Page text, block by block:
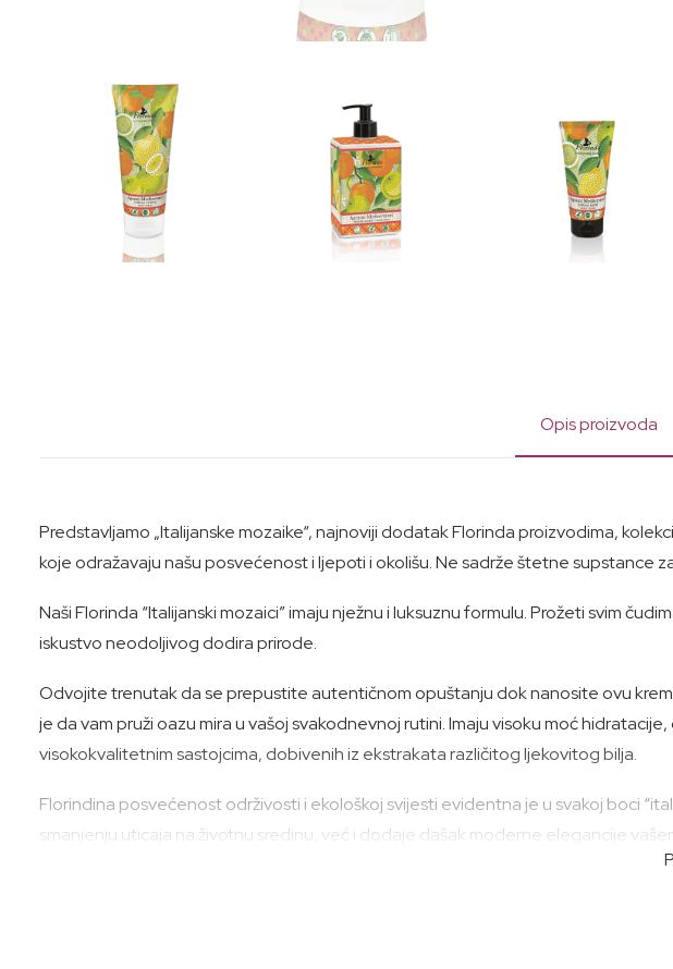
Opis proizvoda
Predstavljamo „Italijanske mozaike“, najnoviji dodatak Florinda proizvodima,
koje odražavaju našu posvećenost i ljepoti i okolišu. Ne sadrže štetne supstance
Naši Florinda “Italijanski mozaici” imaju nježnu i luksuznu formulu. Prožeti svim
iskustvo neodoljivog dodira prirode.
Odvojite trenutak da se prepustite autentičnom opuštanju dok nanosite ovu
je da vam pruži oazu mira u vašoj svakodnevnoj rutini. Imaju visoku moć
visokokvalitetnim sastojcima, dobivenih iz ekstrakata različitog ljekovitog bilja.
Florindina posvećenost održivosti i ekološkoj svijesti evidentna je u svakoj boci
smanjenju uticaja na životnu sredinu, već i dodaje dašak moderne elegancije